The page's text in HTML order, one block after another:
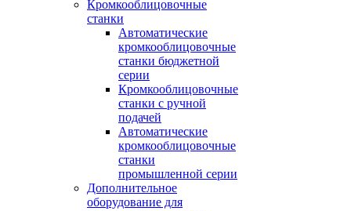
Кромкооблицовочные
станки
Автоматические
кромкооблицовочные
станки бюджетной
серии
Кромкооблицовочные
станки с ручной
подачей
Автоматические
кромкооблицовочные
станки
промышленной серии
Дополнительное
оборудование для